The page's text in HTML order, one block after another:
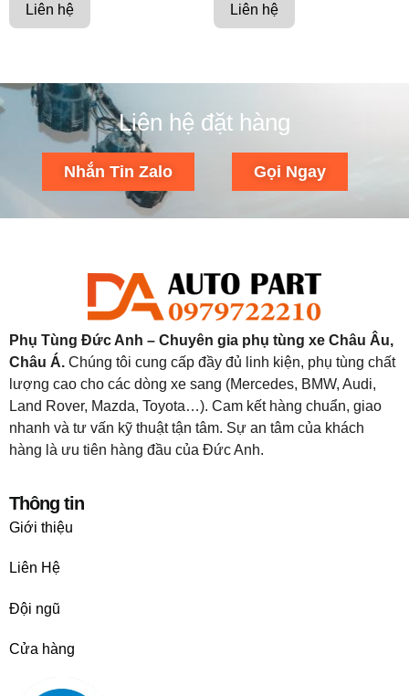
Liên hệ Liên hệ
Liên hệ đặt hàng
Nhắn Tin Zalo Gọi Ngay
Phụ Tùng Đức Anh – Chuyên gia phụ tùng xe Châu Âu,
Châu Á. Chúng tôi cung cấp đầy đủ linh kiện, phụ tùng chất
lượng cao cho các dòng xe sang (Mercedes, BMW, Audi,
Land Rover, Mazda, Toyota…). Cam kết hàng chuẩn, giao
nhanh và tư vấn kỹ thuật tận tâm. Sự an tâm của khách
hàng là ưu tiên hàng đầu của Đức Anh.
Thông tin
Giới thiệu
Liên Hệ
Đội ngũ
Cửa hàng